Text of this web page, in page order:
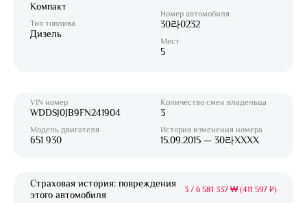
Компакт
Тип топлива
Дизель
Номер автомобиля
30라0232
Мест
5
VIN номер
WDDSJ0JB9FN241904
Модель двигателя
651 930
Количество смен владельца
3
История изменения номера
15.09.2015 — 30라XXXX
Страховая история: повреждения
этого автомобиля
3 / 6 581 337 ₩ (411 597 ₽)